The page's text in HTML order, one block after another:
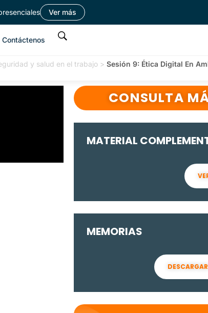
Ver más
Contáctenos
y salud en el trabajo > Sesión 9: Ética Digital En
CONSULTA
MATERIAL
MEMORIAS